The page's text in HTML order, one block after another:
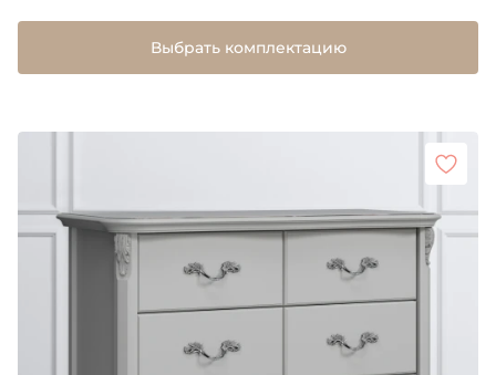
Выбрать комплектацию